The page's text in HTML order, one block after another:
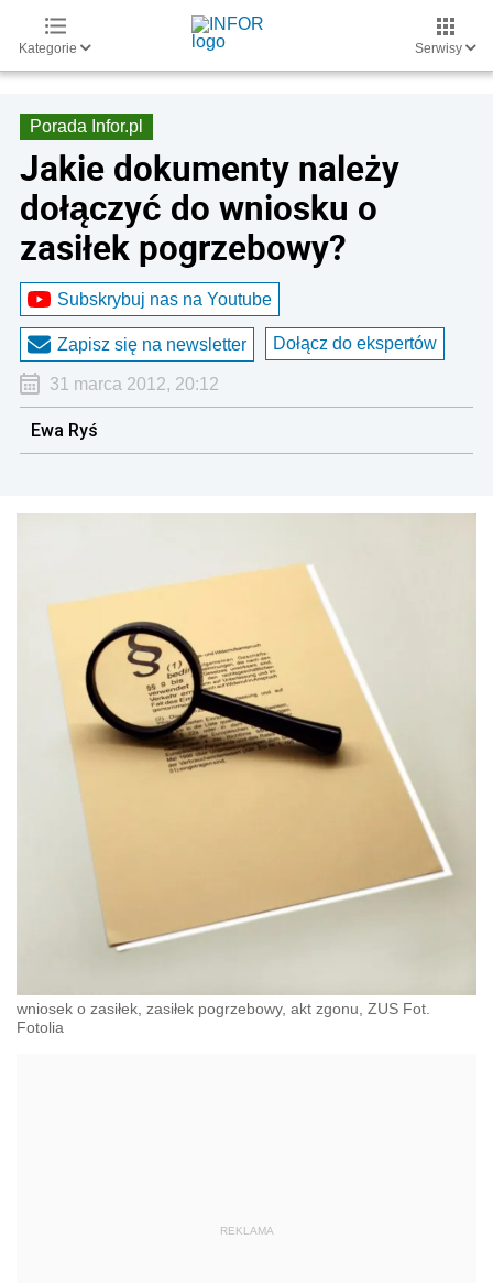
Kategorie Serwisy
Porada Infor.pl
Jakie dokumenty należy
dołączyć do wniosku o
zasiłek pogrzebowy?
Subskrybuj nas na Youtube
Zapisz się na newsletter Dołącz do ekspertów
31 marca 2012, 20:12
Ewa Ryś
wniosek o zasiłek, zasiłek pogrzebowy, akt zgonu, ZUS Fot.
Fotolia